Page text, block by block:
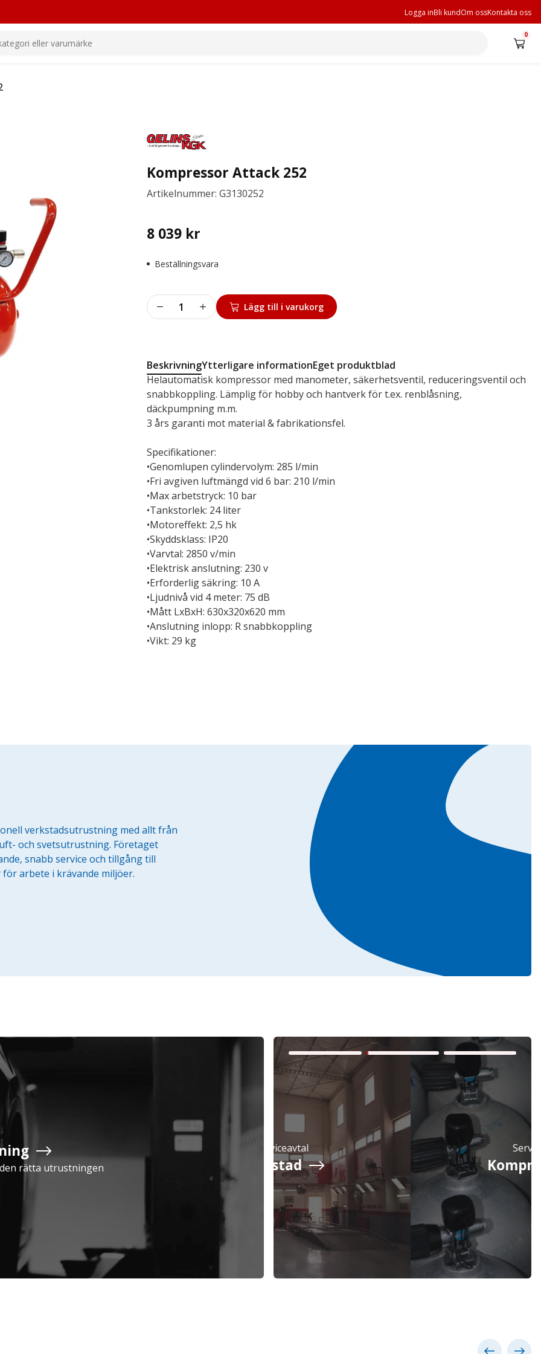
Logga inBli kundOm ossKontakta oss
0
Inkl. moms
Kompressor Attack 252
Artikelnummer: G3130252
8 039 kr
Beställningsvara
Kompressor
Attack
Lägg till i varukorg
BeskrivningYtterligare informationEget produktblad
Helautomatisk kompressor med manometer, säkerhetsventil, reduceringsventil och
snabbkoppling. Lämplig för hobby och hantverk för t.ex. renblåsning,
däckpumpning m.m.
3 års garanti mot material & fabrikationsfel.
Specifikationer:
•Genomlupen cylindervolym: 285 l/min
•Fri avgiven luftmängd vid 6 bar: 210 l/min
•Max arbetstryck: 10 bar
•Tankstorlek: 24 liter
•Motoreffekt: 2,5 hk
•Skyddsklass: IP20
•Varvtal: 2850 v/min
•Elektrisk anslutning: 230 v
•Erforderlig säkring: 10 A
•Ljudnivå vid 4 meter: 75 dB
•Mått LxBxH: 630x320x620 mm
•Anslutning inlopp: R snabbkoppling
•Vikt: 29 kg
verkstadsutrustning med allt från
och svetsutrustning. Företaget
snabb service och tillgång till
arbete i krävande miljöer.
rätta utrustningenVerkstad
Serviceavtal
Kompressor